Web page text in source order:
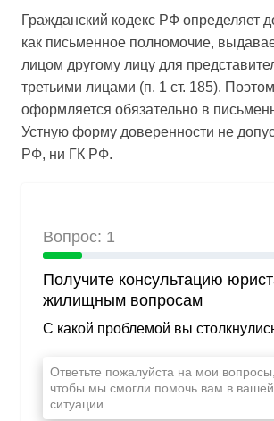
Гражданский кодекс РФ определяет
как письменное полномочие,
лицом другому лицу для
третьими лицами (п. 1 ст. 185).
оформляется обязательно в
Устную форму доверенности не
РФ, ни ГК РФ.